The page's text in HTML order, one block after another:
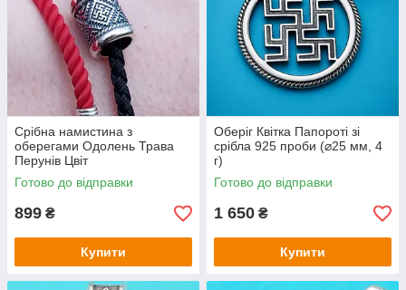
Срібна намистина з
оберегами Одолень Трава
Перунів Цвіт
Готово до відправки
899 ₴
Купити
Оберіг Квітка Папороті зі
срібла 925 проби (⌀25 мм, 4
г)
Готово до відправки
1 650 ₴
Купити